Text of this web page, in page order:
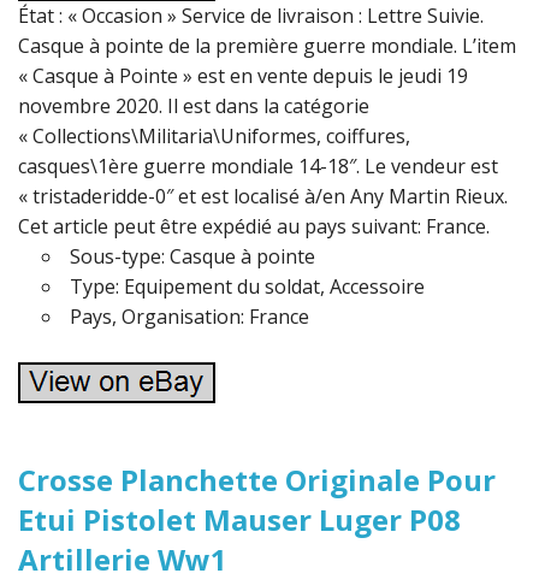
État : « Occasion » Service de livraison : Lettre Suivie.
Casque à pointe de la première guerre mondiale. L’item
« Casque à Pointe » est en vente depuis le jeudi 19
novembre 2020. Il est dans la catégorie
« Collections\Militaria\Uniformes, coiffures,
casques\1ère guerre mondiale 14-18″. Le vendeur est
« tristaderidde-0″ et est localisé à/en Any Martin Rieux.
Cet article peut être expédié au pays suivant: France.
Sous-type: Casque à pointe
Type: Equipement du soldat, Accessoire
Pays, Organisation: France
Crosse Planchette Originale Pour
Etui Pistolet Mauser Luger P08
Artillerie Ww1